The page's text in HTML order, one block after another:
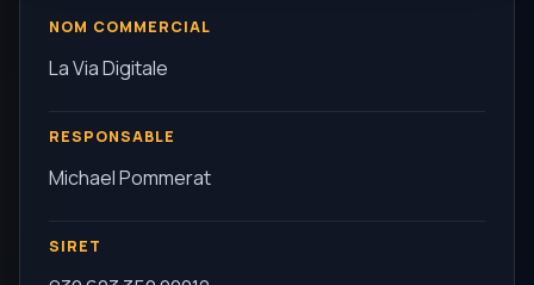
NOM COMMERCIAL
La Via Digitale
RESPONSABLE
Michael Pommerat
SIRET